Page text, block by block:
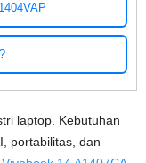
laptop. Kebutuhan
portabilitas, dan